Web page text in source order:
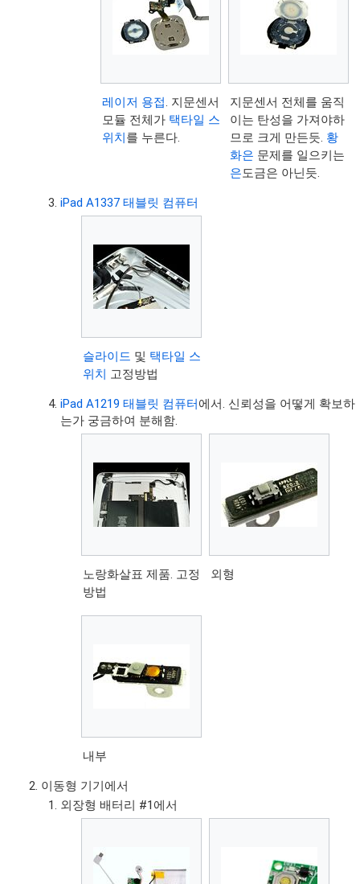
레이저 용접 . 지문센서
모듈 전체가 택타일 스
위치를 누른다.
지문센서 전체를 움직
이는 탄성을 가져야하
므로 크게 만든듯. 황
화은 문제를 일으키는
은도금은 아닌듯.
iPad A1337 태블릿 컴퓨터
슬라이드 및 택타일 스
위치 고정방법
iPad A1219 태블릿 컴퓨터에서. 신뢰성을 어떻게 확보하
는가 궁금하여 분해함.
노랑화살표 제품. 고정
방법
외형
내부
이동형 기기에서
외장형 배터리 #1에서